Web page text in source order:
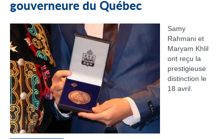
gouverneure du Québec
Samy
Rahmani et
Maryam Khlil
ont reçu la
prestigieuse
distinction le
18 avril.